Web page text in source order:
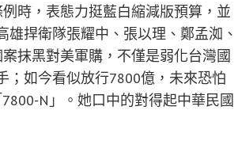
時，表態力挺藍白縮減版預算，並
捍衛隊張耀中、張以理、鄭孟洳、
抹黑對美軍購，不僅是弱化台灣國
；如今看似放行7800億，未來恐怕
N」。她口中的對得起中華民國